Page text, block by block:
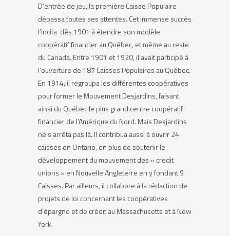
D’entrée de jeu, la première Caisse Populaire
dépassa toutes ses attentes. Cet immense succès
l’incita dès 1901 à étendre son modèle
coopératif financier au Québec, et même au reste
du Canada. Entre 1901 et 1920, il avait participé à
l’ouverture de 187 Caisses Populaires au Québec.
En 1914, il regroupa les différentes coopératives
pour former le Mouvement Desjardins, faisant
ainsi du Québec le plus grand centre coopératif
financier de l’Amérique du Nord. Mais Desjardins
ne s’arrêta pas là. Il contribua aussi à ouvrir 24
caisses en Ontario, en plus de soutenir le
développement du mouvement des « credit
unions » en Nouvelle Angleterre en y fondant 9
Caisses. Par ailleurs, il collabore à la rédaction de
projets de loi concernant les coopératives
d’épargne et de crédit au Massachusetts et à New
York.